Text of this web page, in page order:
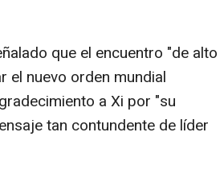
que el encuentro "de alto
el nuevo orden mundial
a Xi por "su
tan contundente de líder